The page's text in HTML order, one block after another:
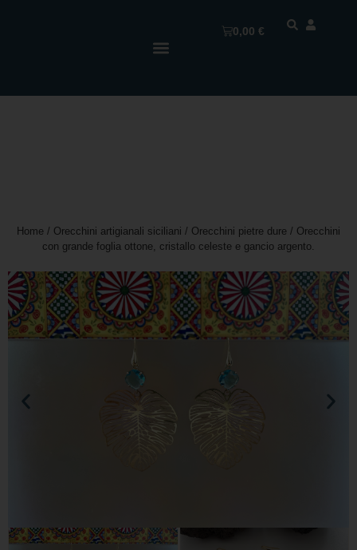
0,00€
Home / Orecchini artigianali siciliani / Orecchini pietre dure / Orecchini
con grande foglia ottone, cristallo celeste e gancio argento.